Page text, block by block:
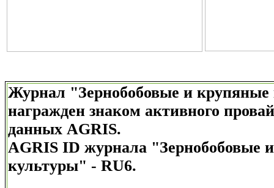
Журнал "Зернобобовые и
награжден знаком активного
данных AGRIS.
AGRIS ID журнала "Зернобобовые
культуры" - RU6.